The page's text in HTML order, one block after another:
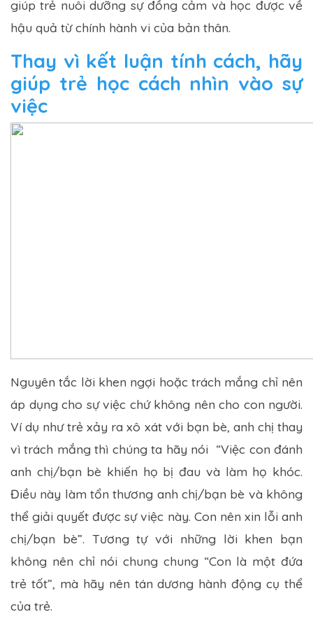
giúp trẻ nuôi dưỡng sự đồng cảm và học được về
hậu quả từ chính hành vi của bản thân.
Thay vì kết luận tính cách, hãy
giúp trẻ học cách nhìn vào sự
việc
Nguyên tắc lời khen ngợi hoặc trách mắng chỉ nên
áp dụng cho sự việc chứ không nên cho con người.
Ví dụ như trẻ xảy ra xô xát với bạn bè, anh chị thay
vì trách mắng thì chúng ta hãy nói “Việc con đánh
anh chị/bạn bè khiến họ bị đau và làm họ khóc.
Điều này làm tổn thương anh chị/bạn bè và không
thể giải quyết được sự việc này. Con nên xin lỗi anh
chị/bạn bè”. Tương tự với những lời khen bạn
không nên chỉ nói chung chung “Con là một đứa
trẻ tốt”, mà hãy nên tán dương hành động cụ thể
của trẻ.